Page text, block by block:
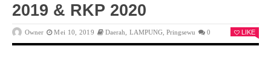
2019 & RKP 2020
Owner Mei 10, 2019 Daerah LAMPUNG,Pringsewu 0 LIKE